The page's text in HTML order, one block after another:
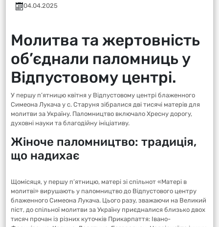
04.04.2025
Молитва та жертовність
об’єднали паломниць у
Відпустовому центрі.
У першу п’ятницю квітня у Відпустовому центрі блаженного
Симеона Лукача у с. Старуня зібралися дві тисячі матерів для
молитви за Україну. Паломництво включало Хресну дорогу,
духовні науки та благодійну ініціативу.
Жіноче паломництво: традиція,
що надихає
Щомісяця, у першу п’ятницю, матері зі спільнот «Матері в
молитві» вирушають у паломництво до Відпустового центру
блаженного Симеона Лукача. Цього разу, зважаючи на Великий
піст, до спільної молитви за Україну приєдналися близько двох
тисяч прочан із різних куточків Прикарпаття: Івано-